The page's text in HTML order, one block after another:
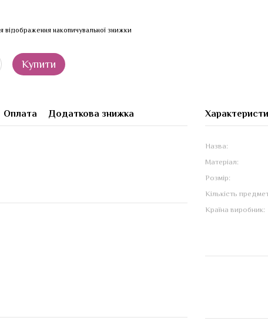
відображення накопичувальної знижки
Купити
Оплата Додаткова знижка
Назва:
Матеріал:
Розмір:
Кількість
Країна виробник: